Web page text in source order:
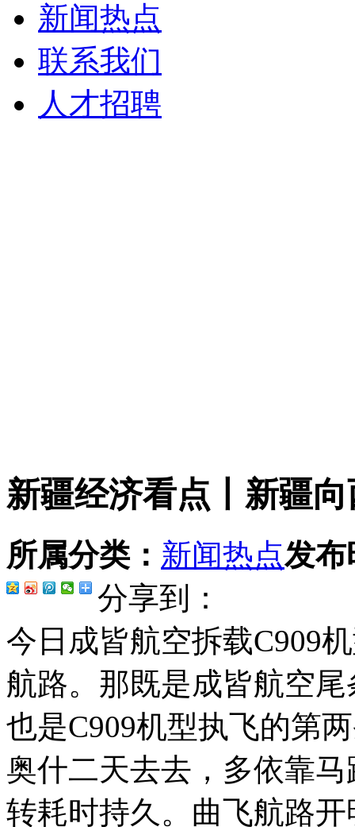
新闻热点
联系我们
人才招聘
新疆经济看点丨新疆
所属分类： 新闻热点发布
分享到：
今日成皆航空拆载C909
航路。那既是成皆航空
也是C909机型执飞的第
奥什二天去去，多依靠
转耗时持久。曲飞航路